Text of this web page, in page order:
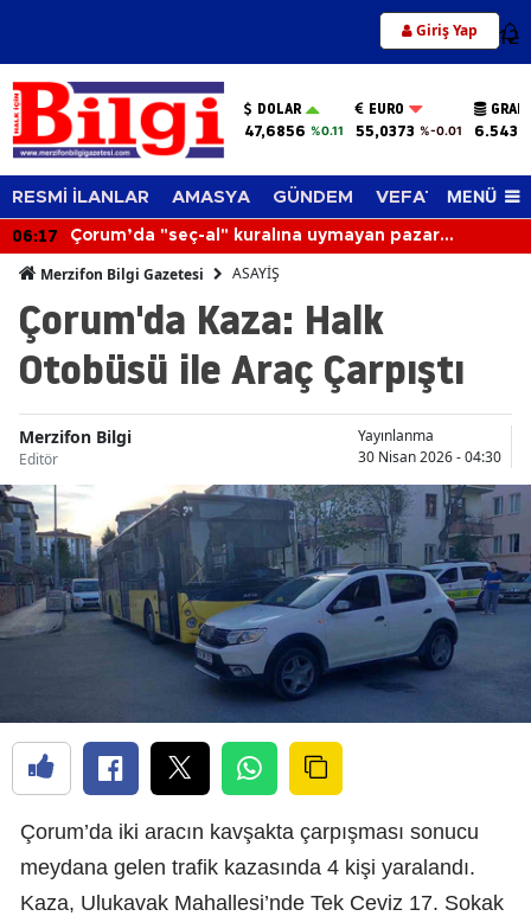
Giriş Yap 12
DOLAR
47,6856 %0.11
EURO
55,0373 %-0.01
RESMİ İLANLAR AMASYA GÜNDEM VEFAT EDENLER
MENÜ
06:17
Çorum’da "seç-al" kuralına uymayan pazar
Merzifon Bilgi Gazetesi ASAYİŞ
Çorum'da Kaza: Halk
Otobüsü ile Araç Çarpıştı
Merzifon Bilgi
Editör
Yayınlanma
30 Nisan 2026 - 04:30
Çorum’da iki aracın kavşakta çarpışması sonucu
meydana gelen trafik kazasında 4 kişi yaralandı.
Kaza, Ulukavak Mahallesi’nde Tek Ceviz 17. Sokak